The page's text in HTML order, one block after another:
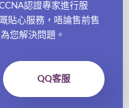
認證專家進行服
貼心服務，唔論售前售
您解決問題。
QQ客服